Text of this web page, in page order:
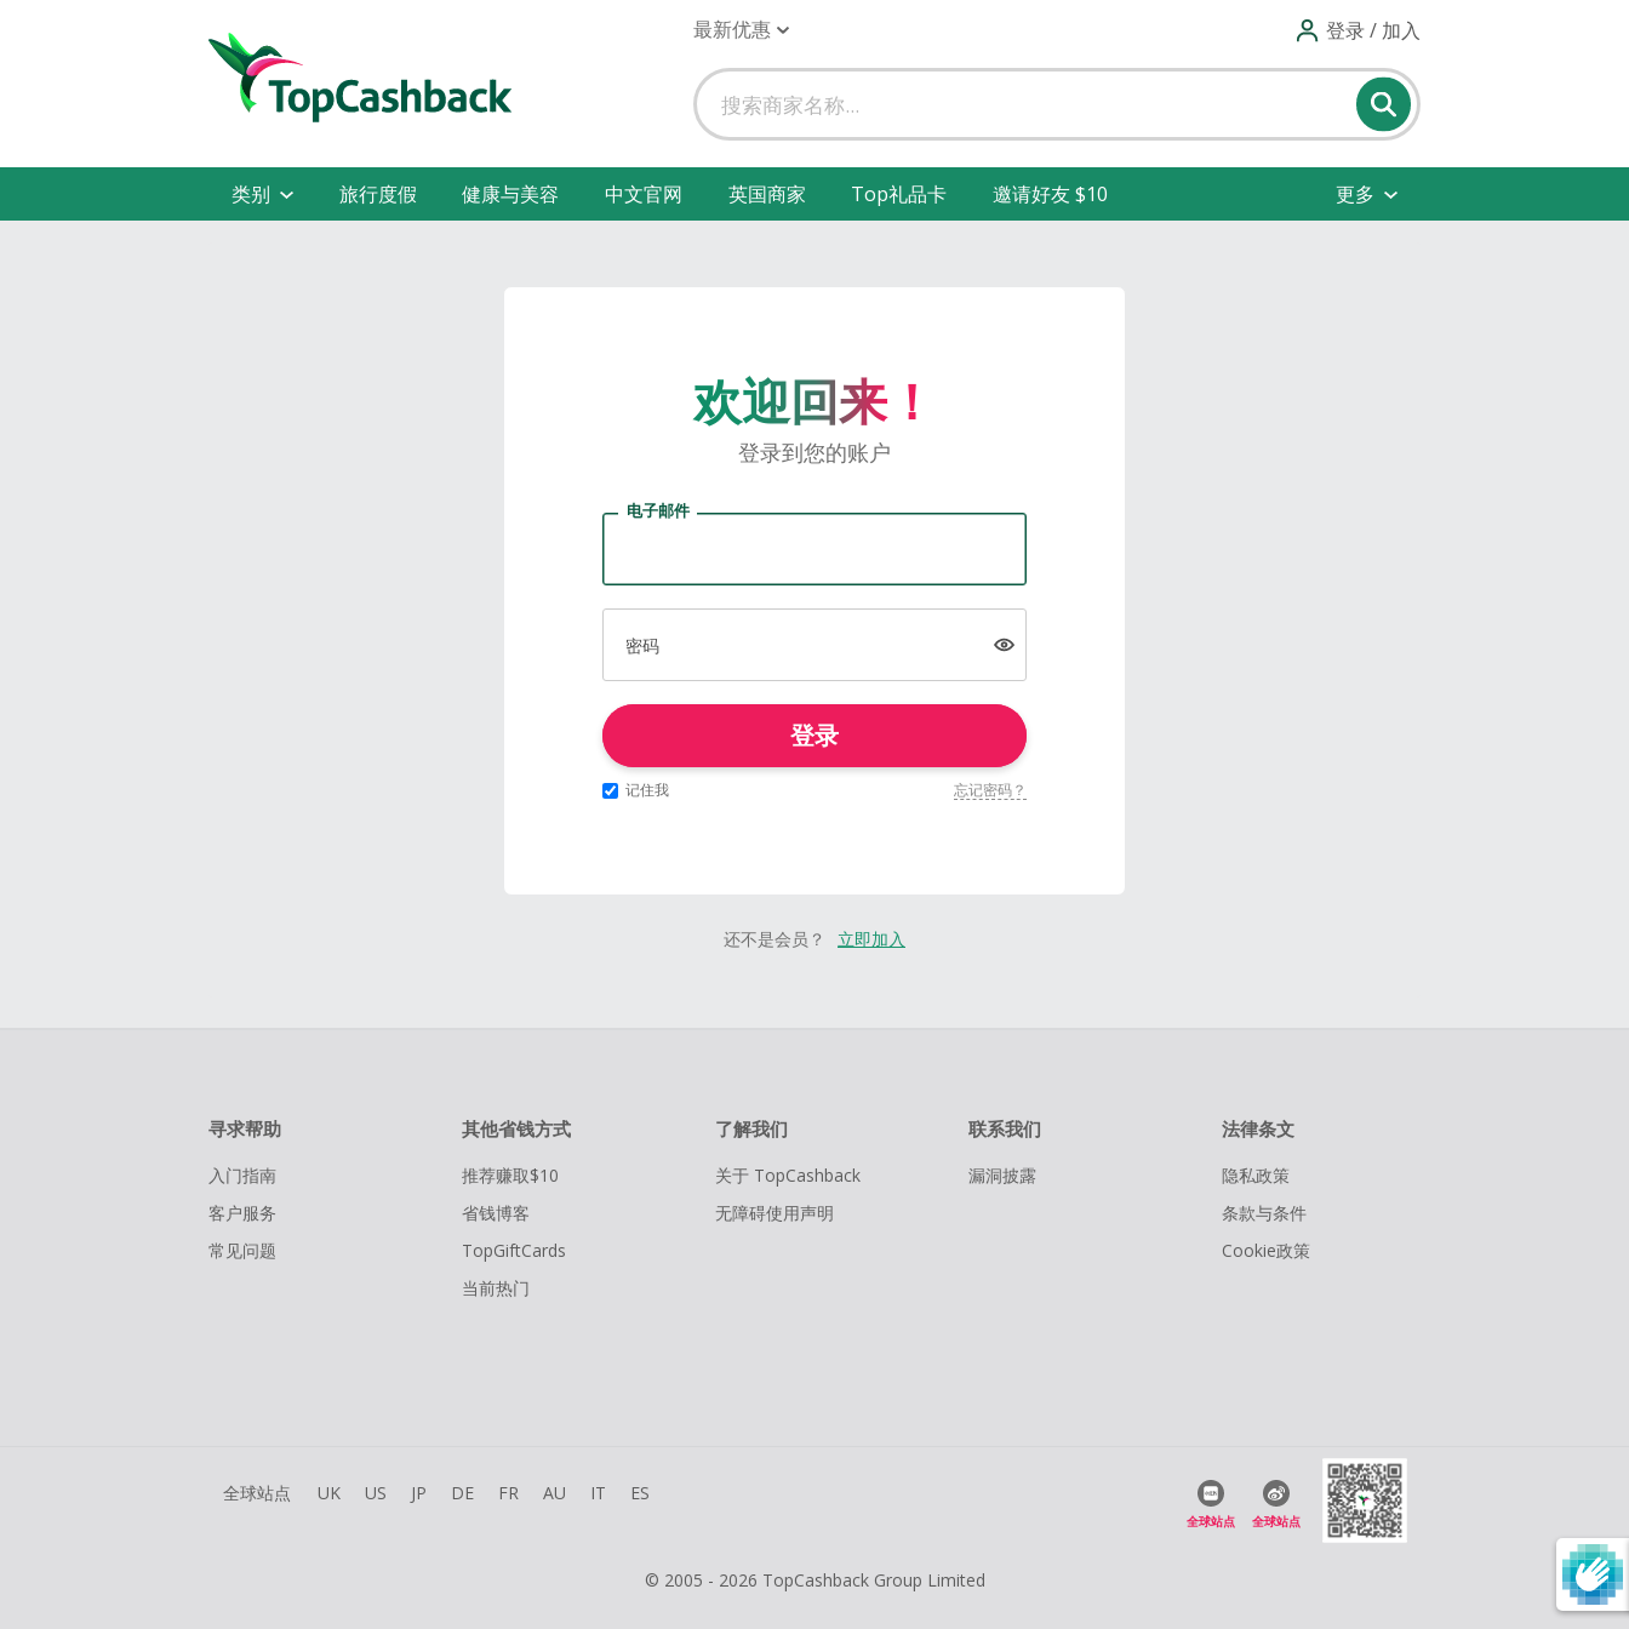
最新优惠 登录 / 加入
类别 旅行度假 健康与美容 中文官网 英国商家 Top礼品卡 邀请好友 $10 更多
欢迎回来！
登录到您的账户
电子邮件
密码
登录
记住我 忘记密码？
还不是会员？ 立即加入
寻求帮助
入门指南
客户服务
常见问题
其他省钱方式
推荐赚取$10
省钱博客
TopGiftCards
当前热门
了解我们
关于 TopCashback
无障碍使用声明
联系我们
漏洞披露
法律条文
隐私政策
条款与条件
Cookie政策
全球站点 UK US JP DE FR AU IT ES
全球站点 全球站点
© 2005 - 2026 TopCashback Group Limited